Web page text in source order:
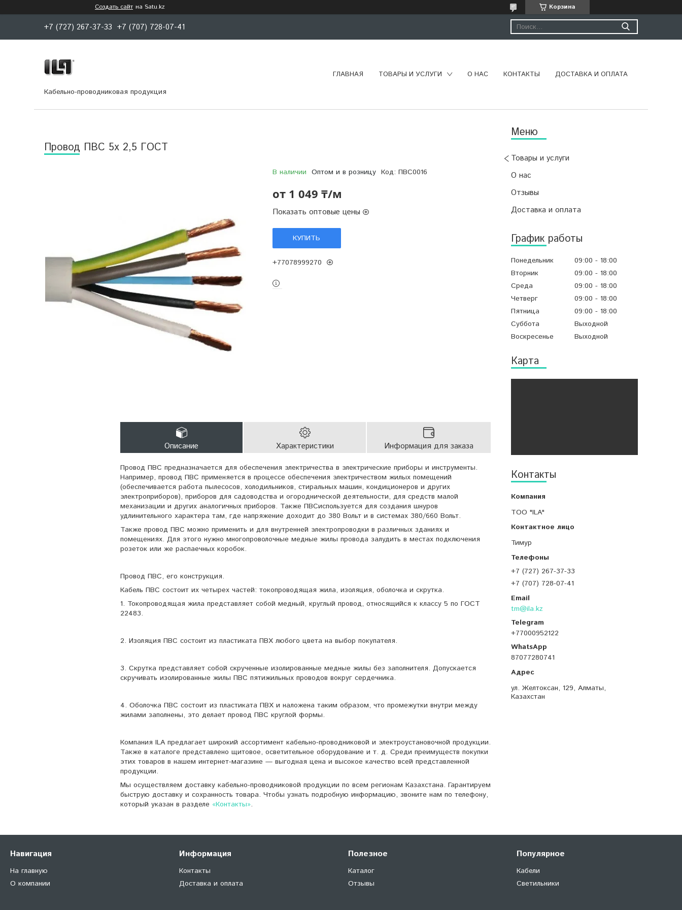
Создать сайт на Satu.kz Корзина
+7 (727) 267-37-33 +7 (707) 728-07-41
Кабельно-проводниковая продукция
ГЛАВНАЯ ТОВАРЫ И УСЛУГИ О НАС КОНТАКТЫ ДОСТАВКА И ОПЛАТА
Товары и услуги
О нас
Отзывы
Доставка и оплата
График работы
Понедельник 09:00
18:00
Вторник
09:00
18:00
Среда
09:00
18:00
Четверг
09:00
18:00
Пятница
09:00
18:00
Суббота
Выходной
Воскресенье
Выходной
Карта
Контакты
ТОО "ILA"
Тимур
+7 (727) 267-37-33
+7 (707) 728-07-41
tm@ila.kz
+77000952122
87077280741
ул. Желтоксан, 129, Алматы,
Казахстан
Провод ПВС 5х 2,5 ГОСТ
В наличии Оптом и в розницу Код: ПВС0016
от 1 049 ₸/м
Показать оптовые цены
КУПИТЬ
+77078999270
Описание Характеристики Информация для заказа
Провод ПВС предназначается для обеспечения электричества в электрические приборы и инструменты.
Например, провод ПВС применяется в процессе обеспечения электричеством жилых помещений
(обеспечивается работа пылесосов, холодильников, стиральных машин, кондиционеров и других
электроприборов), приборов для садоводства и огороднической деятельности, для средств малой
механизации и других аналогичных приборов. Также ПВСиспользуется для создания шнуров
удлинительного характера там, где напряжение доходит до 380 Вольт и в системах 380/660 Вольт.
Также провод ПВС можно применить и для внутренней электропроводки в различных зданиях и
помещениях. Для этого нужно многопроволочные медные жилы провода залудить в местах подключения
розеток или же распаечных коробок.
Провод ПВС, его конструкция.
Кабель ПВС состоит их четырех частей: токопроводящая жила, изоляция, оболочка и скрутка.
1. Токопроводящая жила представляет собой медный, круглый провод, относящийся к классу 5 по ГОСТ
22483.
2. Изоляция ПВС состоит из пластиката ПВХ любого цвета на выбор покупателя.
3. Скрутка представляет собой скрученные изолированные медные жилы без заполнителя. Допускается
скручивать изолированные жилы ПВС пятижильных проводов вокруг сердечника.
4. Оболочка ПВС состоит из пластиката ПВХ и наложена таким образом, что промежутки внутри между
жилами заполнены, это делает провод ПВС круглой формы.
Компания ILA предлагает широкий ассортимент кабельно-проводниковой и электроустановочной продукции.
Также в каталоге представлено щитовое, осветительное оборудование и т. д. Среди преимуществ покупки
этих товаров в нашем интернет-магазине — выгодная цена и высокое качество всей представленной
продукции.
Мы осуществляем доставку кабельно-проводниковой продукции по всем регионам Казахстана. Гарантируем
быструю доставку и сохранность товара. Чтобы узнать подробную информацию, звоните нам по телефону,
который указан в разделе «Контакты».
Навигация
На главную
О компании
Информация
Контакты
Доставка и оплата
Полезное
Каталог
Отзывы
Популярное
Кабели
Светильники